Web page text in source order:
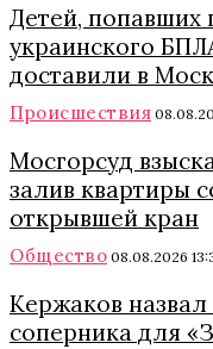
Детей, попавших
украинского
доставили в
Происшествия
Мосгорсуд
залив квартиры
открывшей кран
Общество 08.08.2026
Кержаков
соперника для